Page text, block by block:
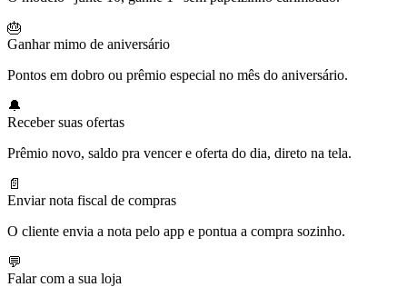
🎂
Ganhar mimo de aniversário
Pontos em dobro ou prêmio especial no mês do aniversário.
🔔
Receber suas ofertas
Prêmio novo, saldo pra vencer e oferta do dia, direto na tela.
📄
Enviar nota fiscal de compras
O cliente envia a nota pelo app e pontua a compra sozinho.
💬
Falar com a sua loja